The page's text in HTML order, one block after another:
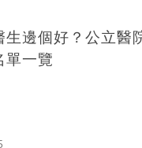
生邊個好？公立醫
單一覽